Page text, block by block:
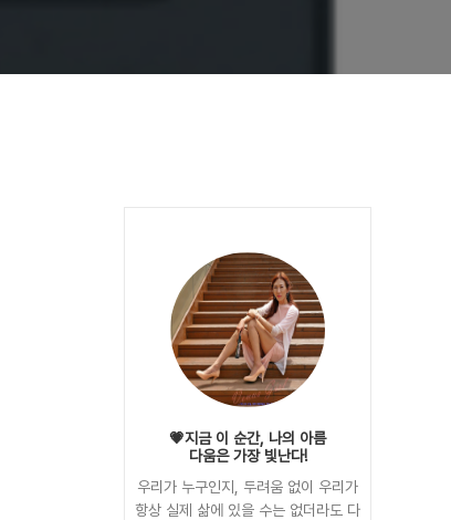
💗지금 이 순간, 나의 아름
다움은 가장 빛난다!
우리가 누구인지, 두려움 없이 우리가
항상 실제 삶에 있을 수는 없더라도 다